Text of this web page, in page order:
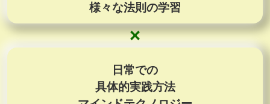
様々な法則の学習
日常での
具体的実践方法